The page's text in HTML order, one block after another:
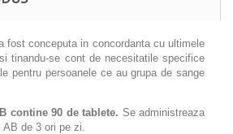
fost conceputa in concordanta cu ultimele
tinandu-se cont de necesitatile specifice
pentru persoanele ce au grupa de sange
contine 90 de tablete. Se administreaza
de 3 ori pe zi.